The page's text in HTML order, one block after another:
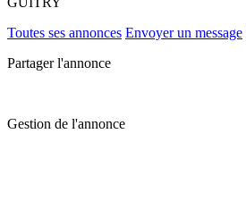
Toutes ses annonces Envoyer un message
Partager l'annonce
Gestion de l'annonce